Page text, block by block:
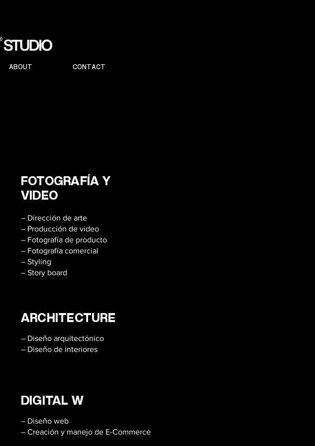
ABOUT CONTACT
FOTOGRAFÍA Y
VIDEO
– Dirección de arte
– Producción de video
– Fotografía de producto
– Fotografía comercial
– Styling
– Story board
ARCHITECTURE
– Diseño arquitectónico
– Diseño de interiores
DIGITAL W
– Diseño web
– Creación y manejo de E-Commerce